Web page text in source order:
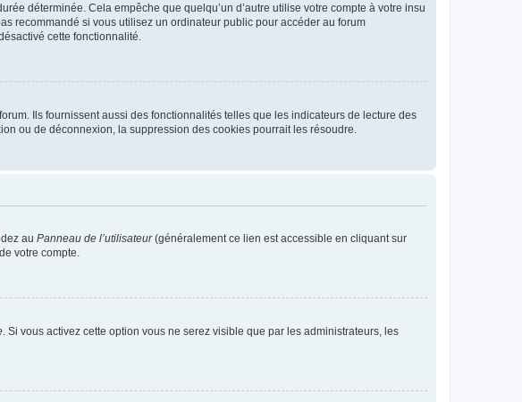
déterminée. Cela empêche que quelqu’un d’autre utilise votre compte à votre insu
recommandé si vous utilisez un ordinateur public pour accéder au forum
cette fonctionnalité.
Ils fournissent aussi des fonctionnalités telles que les indicateurs de lecture des
ou de déconnexion, la suppression des cookies pourrait les résoudre.
au Panneau de l’utilisateur(généralement ce lien est accessible en cliquant sur
votre compte.
. Si vous activez cette option vous ne serez visible que par les administrateurs, les